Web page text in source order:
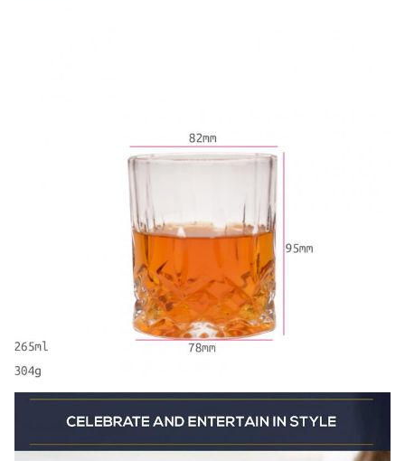
cubos de gelo, perfeito para beber qualquer bebida como
uísque escocês, Bourbon, Old Fashioned Cocktail, Cognac,
Vodka, Gin, Tequila ou usá-los como suco de classe ou copos